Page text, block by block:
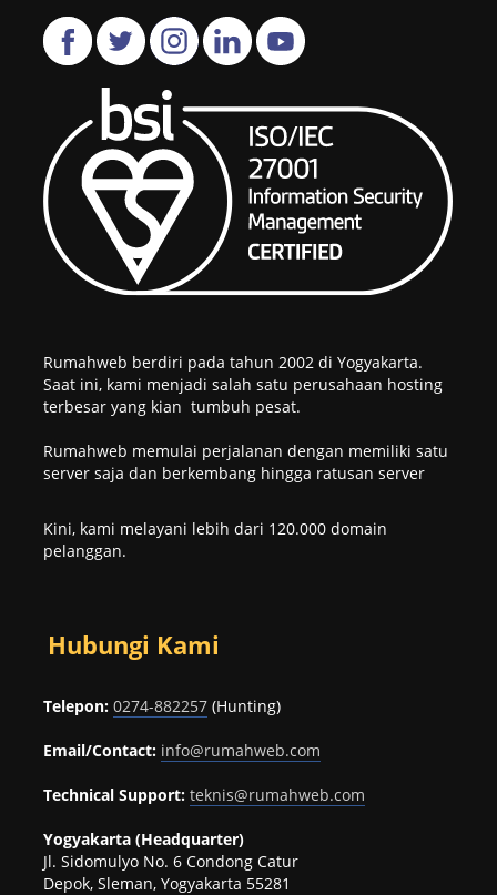
Rumahweb berdiri pada tahun 2002 di Yogyakarta.
Saat ini, kami menjadi salah satu perusahaan hosting
terbesar yang kian tumbuh pesat.
Rumahweb memulai perjalanan dengan memiliki satu
server saja dan berkembang hingga ratusan server
Kini, kami melayani lebih dari 120.000 domain
pelanggan.
Hubungi Kami
Telepon: 0274-882257 (Hunting)
Email/Contact: info@rumahweb.com
Technical Support: teknis@rumahweb.com
Yogyakarta (Headquarter)
Jl. Sidomulyo No. 6 Condong Catur
Depok, Sleman, Yogyakarta 55281